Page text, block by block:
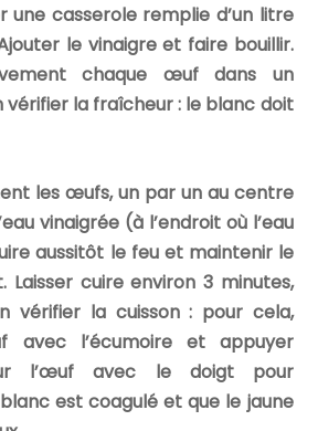
casserole remplie d’un litre
le vinaigre et faire bouillir.
chaque œuf dans un
vérifier la fraîcheur : le blanc doit
les œufs, un par un au centre
vinaigrée (à l’endroit où l’eau
aussitôt le feu et maintenir le
Laisser cuire environ 3 minutes,
vérifier la cuisson : pour cela,
avec l’écumoire et appuyer
l’œuf avec le doigt pour
est coagulé et que le jaune